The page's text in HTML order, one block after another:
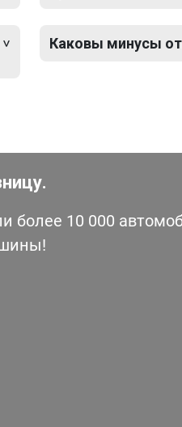
Каковы минусы
10 000